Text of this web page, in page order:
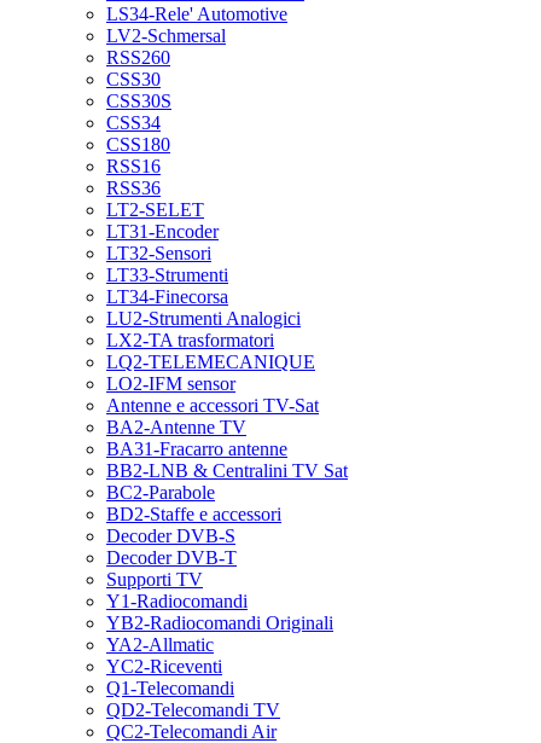
LS34-Rele' Automotive
LV2-Schmersal
RSS260
CSS30
CSS30S
CSS34
CSS180
RSS16
RSS36
LT2-SELET
LT31-Encoder
LT32-Sensori
LT33-Strumenti
LT34-Finecorsa
LU2-Strumenti Analogici
LX2-TA trasformatori
LQ2-TELEMECANIQUE
LO2-IFM sensor
Antenne e accessori TV-Sat
BA2-Antenne TV
BA31-Fracarro antenne
BB2-LNB & Centralini TV Sat
BC2-Parabole
BD2-Staffe e accessori
Decoder DVB-S
Decoder DVB-T
Supporti TV
Y1-Radiocomandi
YB2-Radiocomandi Originali
YA2-Allmatic
YC2-Riceventi
Q1-Telecomandi
QD2-Telecomandi TV
QC2-Telecomandi Air